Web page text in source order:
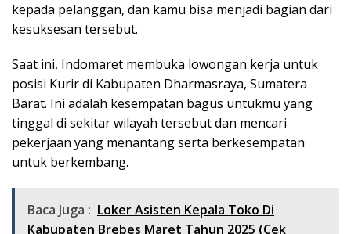
kepada pelanggan, dan kamu bisa menjadi bagian dari
kesuksesan tersebut.
Saat ini, Indomaret membuka lowongan kerja untuk
posisi Kurir di Kabupaten Dharmasraya, Sumatera
Barat. Ini adalah kesempatan bagus untukmu yang
tinggal di sekitar wilayah tersebut dan mencari
pekerjaan yang menantang serta berkesempatan
untuk berkembang.
Baca Juga : Loker Asisten Kepala Toko Di
Kabupaten Brebes Maret Tahun 2025 (Cek